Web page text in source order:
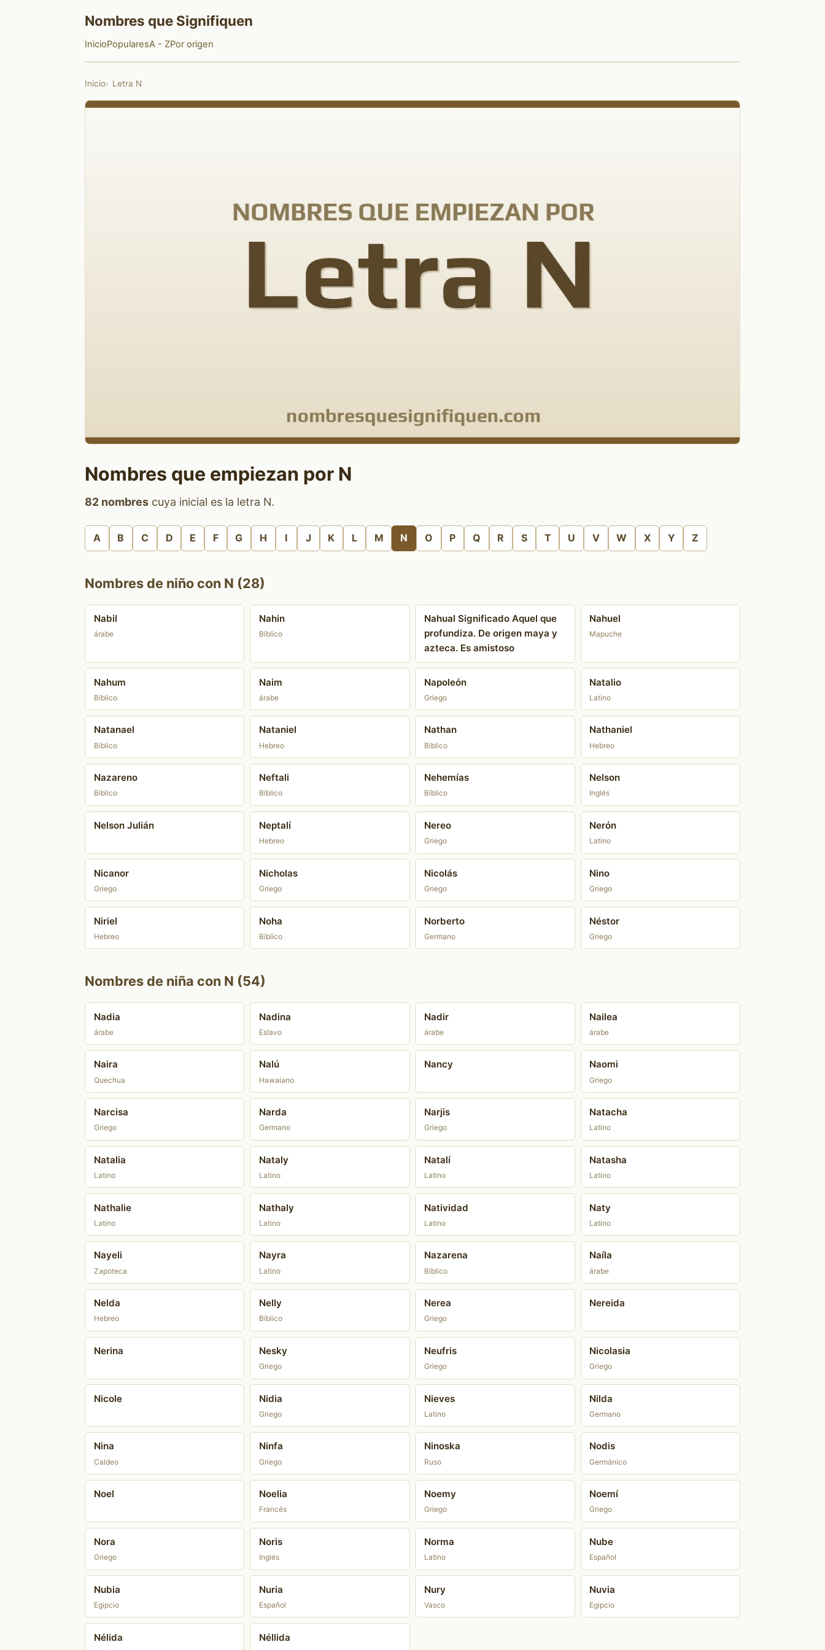
Nombres que Signifiquen
InicioPopularesA - ZPor origen
Inicio Letra N
Nombres que empiezan por N
82 nombres cuya inicial es la letra N.
A B C D E F G H I J K L M N O P Q R S T U V W X Y Z
Nombres de niño con N (28)
Nabil
árabe
Nahin
Bíblico
Nahual Significado Aquel que
profundiza. De origen maya y
azteca. Es amistoso
Nahuel
Mapuche
Nahum
Bíblico
Naim
árabe
Napoleón
Griego
Natalio
Latino
Natanael
Bíblico
Nataniel
Hebreo
Nathan
Bíblico
Nathaniel
Hebreo
Nazareno
Bíblico
Neftali
Bíblico
Nehemías
Bíblico
Nelson
Inglés
Nelson Julián Neptalí
Hebreo
Nereo
Griego
Nerón
Latino
Nicanor
Griego
Nicholas
Griego
Nicolás
Griego
Nino
Griego
Niriel
Hebreo
Noha
Bíblico
Norberto
Germano
Néstor
Griego
Nombres de niña con N (54)
Nadia
árabe
Nadina
Eslavo
Nadir
árabe
Nailea
árabe
Naira
Quechua
Nalú
Hawaiano
Nancy Naomi
Griego
Narcisa
Griego
Narda
Germano
Narjis
Griego
Natacha
Latino
Natalia
Latino
Nataly
Latino
Natalí
Latino
Natasha
Latino
Nathalie
Latino
Nathaly
Latino
Natividad
Latino
Naty
Latino
Nayeli
Zapoteca
Nayra
Latino
Nazarena
Bíblico
Naíla
árabe
Nelda
Hebreo
Nelly
Bíblico
Nerea
Griego
Nereida
Nerina Nesky
Griego
Neufris
Griego
Nicolasia
Griego
Nicole Nidia
Griego
Nieves
Latino
Nilda
Germano
Nina
Caldeo
Ninfa
Griego
Ninoska
Ruso
Nodis
Germánico
Noel Noelia
Francés
Noemy
Griego
Noemí
Griego
Nora
Griego
Noris
Inglés
Norma
Latino
Nube
Español
Nubia
Egipcio
Nuria
Español
Nury
Vasco
Nuvia
Egipcio
Nélida Néllida